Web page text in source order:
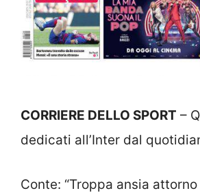
CORRIERE DELLO SPORT –
dedicati all’Inter dal
Conte: “Troppa ansia attorno